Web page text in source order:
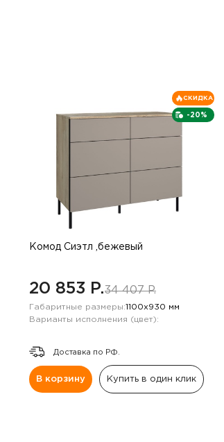
-20%
СКИДКА
Комод Сиэтл ,бежевый
20 853 P.34 407 P.
Габаритные размеры:1100х930 мм
Варианты исполнения (цвет):
Доставка по РФ.
В корзину Купить в один клик